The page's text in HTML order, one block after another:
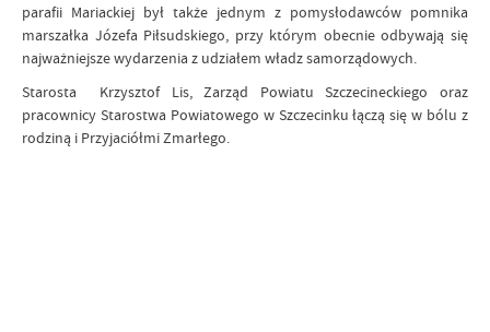
parafii Mariackiej był także jednym z pomysłodawców pomnika
marszałka Józefa Piłsudskiego, przy którym obecnie odbywają się
najważniejsze wydarzenia z udziałem władz samorządowych.
Starosta Krzysztof Lis, Zarząd Powiatu Szczecineckiego oraz
pracownicy Starostwa Powiatowego w Szczecinku łączą się w bólu z
rodziną i Przyjaciółmi Zmarłego.